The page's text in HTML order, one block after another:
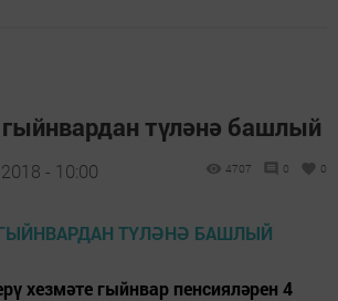
түләнә башлый
- 10:00 4707 0 0
хезмәте гыйнвар пенсияләрен 4